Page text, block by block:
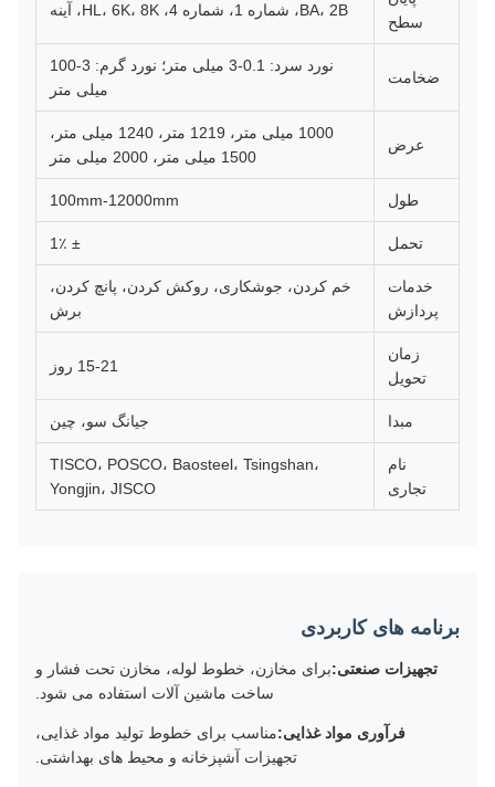
BA، 2B، شماره 1، شماره 4، HL، 6K، 8K، آینه
ضخامت
نورد سرد: 0.1-3 میلی متر؛ نورد گرم: 3-100
میلی متر
1000 میلی متر، 1219 متر، 1240 میلی متر،
100mm-12000mm
خدمات
پردازش
خم کردن، جوشکاری، روکش کردن، پانچ کردن،
تحویل
15-21 روز
جیانگ سو، چین
تجاری
TISCO، POSCO، Baosteel، Tsingshan،
Yongjin، JISCO
برنامه های کاربردی
تجهیزات صنعتی:برای مخازن، خطوط لوله، مخازن تحت فشار و
ساخت ماشین آلات استفاده می شود.
فرآوری مواد غذایی:مناسب برای خطوط تولید مواد غذایی،
تجهیزات آشپزخانه و محیط های بهداشتی.